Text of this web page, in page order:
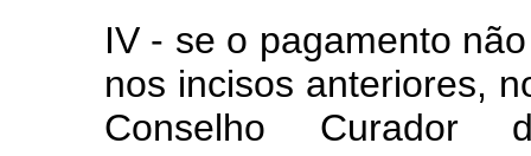
IV - se o pagamento
nos incisos anteriores,
Conselho Curador